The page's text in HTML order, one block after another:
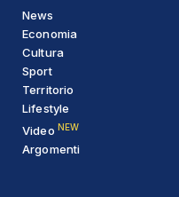
News
Economia
Cultura
Sport
Territorio
Lifestyle
Video NEW
Argomenti